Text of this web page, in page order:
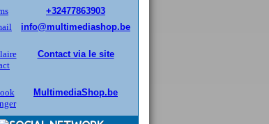
+32477863903
info@multimediashop.be
Contact via le site
MultimediaShop.be